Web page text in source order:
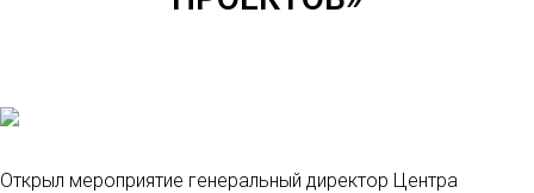
Открыл мероприятие генеральный директор Центра